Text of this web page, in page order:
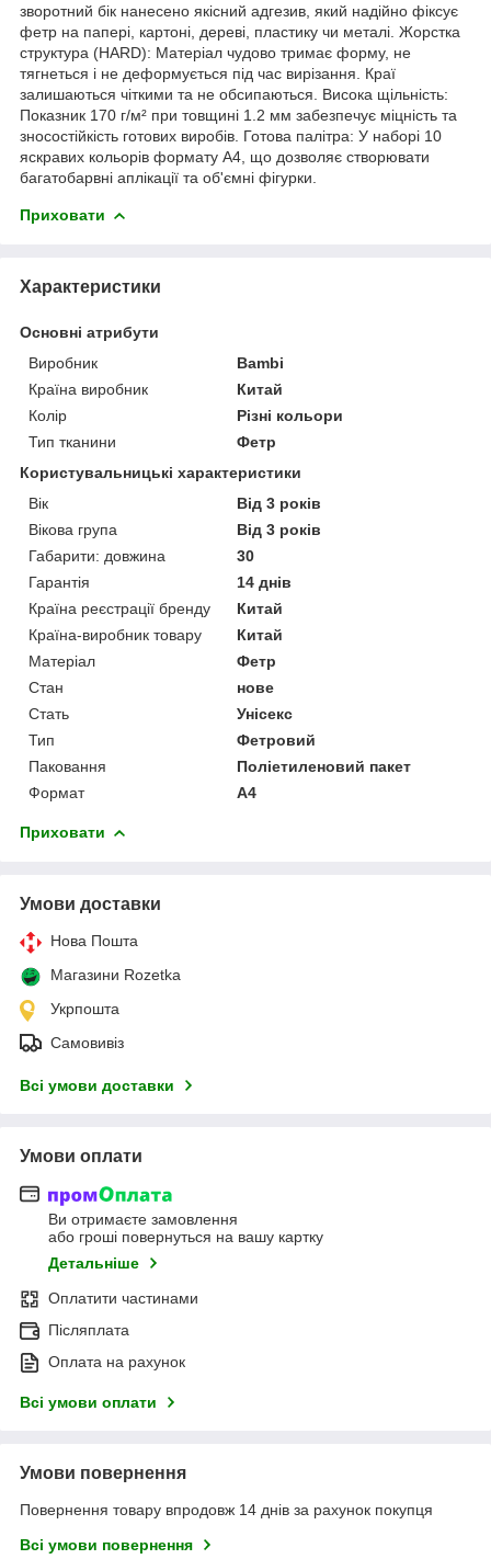
зворотний бік нанесено якісний адгезив, який надійно фіксує
фетр на папері, картоні, дереві, пластику чи металі. Жорстка
структура (HARD): Матеріал чудово тримає форму, не
тягнеться і не деформується під час вирізання. Краї
залишаються чіткими та не обсипаються. Висока щільність:
Показник 170 г/м² при товщині 1.2 мм забезпечує міцність та
зносостійкість готових виробів. Готова палітра: У наборі 10
яскравих кольорів формату А4, що дозволяє створювати
багатобарвні аплікації та об'ємні фігурки.
Приховати
Характеристики
Основні атрибути
Виробник
Bambi
Країна виробник
Китай
Колір
Різні кольори
Тип тканини
Фетр
Користувальницькі характеристики
Вік
Від 3 років
Вікова група
Від 3 років
Габарити: довжина
30
Гарантія
14 днів
Країна реєстрації бренду
Китай
Країна-виробник товару
Китай
Матеріал
Фетр
Стан
нове
Стать
Унісекс
Тип
Фетровий
Паковання
Поліетиленовий пакет
Формат
A4
Приховати
Умови доставки
Нова Пошта
Магазини Rozetka
Укрпошта
Самовивіз
Всі умови доставки
Умови оплати
Ви отримаєте замовлення
або гроші повернуться на вашу картку
Детальніше
Оплатити частинами
Післяплата
Оплата на рахунок
Всі умови оплати
Умови повернення
Повернення товару впродовж 14 днів за рахунок покупця
Всі умови повернення